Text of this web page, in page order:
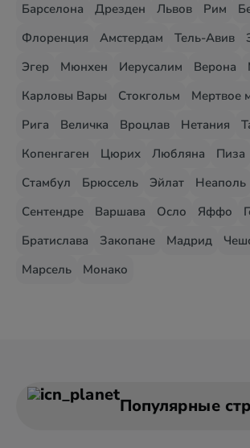
Барселона
Дрезден Львов Рим
Флоренция
Амстердам Тель-Авив
Эгер
Мюнхен Иерусалим Верона
Карловы Вары
Стокгольм Мертвое
Рига
Величка Вроцлав Нетания
Копенгаген
Цюрих Любляна Пиза
Стамбул
Брюссель Эйлат Неаполь
Сентендре
Варшава Осло Яффо
Братислава
Закопане Мадрид
Марсель
Монако
Популярные